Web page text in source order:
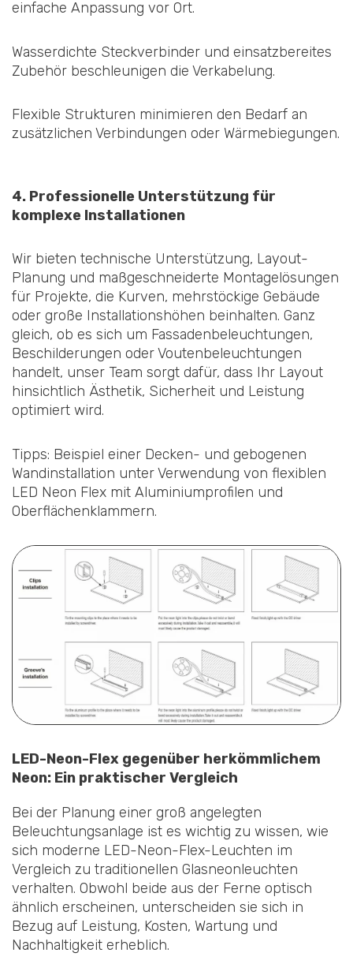
einfache Anpassung vor Ort.
Wasserdichte Steckverbinder und einsatzbereites
Zubehör beschleunigen die Verkabelung.
Flexible Strukturen minimieren den Bedarf an
zusätzlichen Verbindungen oder Wärmebiegungen.
4. Professionelle Unterstützung für
komplexe Installationen
Wir bieten technische Unterstützung, Layout-
Planung und maßgeschneiderte Montagelösungen
für Projekte, die Kurven, mehrstöckige Gebäude
oder große Installationshöhen beinhalten. Ganz
gleich, ob es sich um Fassadenbeleuchtungen,
Beschilderungen oder Voutenbeleuchtungen
handelt, unser Team sorgt dafür, dass Ihr Layout
hinsichtlich Ästhetik, Sicherheit und Leistung
optimiert wird.
Tipps: Beispiel einer Decken- und gebogenen
Wandinstallation unter Verwendung von flexiblen
LED Neon Flex mit Aluminiumprofilen und
Oberflächenklammern.
LED-Neon-Flex gegenüber herkömmlichem
Neon: Ein praktischer Vergleich
Bei der Planung einer groß angelegten
Beleuchtungsanlage ist es wichtig zu wissen, wie
sich moderne LED-Neon-Flex-Leuchten im
Vergleich zu traditionellen Glasneonleuchten
verhalten. Obwohl beide aus der Ferne optisch
ähnlich erscheinen, unterscheiden sie sich in
Bezug auf Leistung, Kosten, Wartung und
Nachhaltigkeit erheblich.